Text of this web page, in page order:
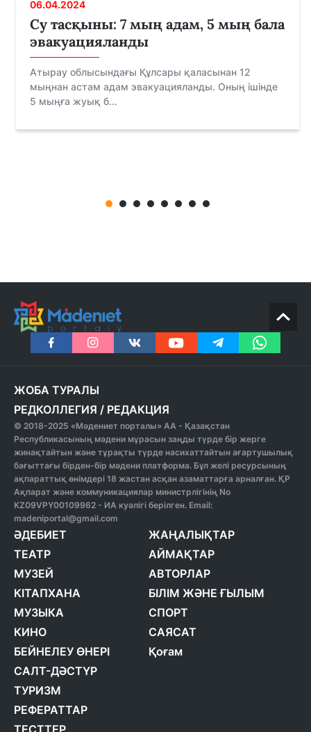
06.04.2024
Су тасқыны: 7 мың адам, 5 мың бала
эвакуацияланды
Атырау облысындағы Құлсары қаласынан 12
мыңнан астам адам эвакуацияланды. Оның ішінде
5 мыңға жуық б...
ЖОБА ТУРАЛЫ
РЕДКОЛЛЕГИЯ / РЕДАКЦИЯ
© 2018-2025 «Мәдениет порталы» АА - Қазақстан
Республикасының мәдени мұрасын заңды түрде бір жерге
жинақтайтын және тұрақты түрде насихаттайтын ағартушылық
бағыттағы бірден-бір мәдени платформа. Бұл желі ресурсының
ақпараттық өнімдері 18 жастан асқан азаматтарға арналған. ҚР
Ақпарат және коммуникациялар министрлігінің No
KZ09VPY00109962 - ИА куәлігі берілген. Email:
madeniportal@gmail.com
ӘДЕБИЕТ
ТЕАТР
МУЗЕЙ
КІТАПХАНА
МУЗЫКА
КИНО
БЕЙНЕЛЕУ ӨНЕРІ
САЛТ-ДӘСТҮР
ТУРИЗМ
РЕФЕРАТТАР
ЖАҢАЛЫҚТАР
АЙМАҚТАР
АВТОРЛАР
БІЛІМ ЖӘНЕ ҒЫЛЫМ
СПОРТ
САЯСАТ
Қоғам